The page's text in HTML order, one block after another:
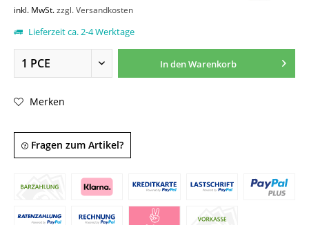
inkl. MwSt.zzgl. Versandkosten
Lieferzeit ca. 2-4 Werktage
In denWarenkorb
Merken
Fragen zum Artikel?